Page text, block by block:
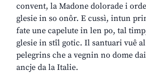
convent, la Madone dolorade i
glesie in so onôr. E cussì, intun
fate une capelute in len po, tal
glesie in stîl gotic. Il santuari vuê
pelegrins che a vegnin no dome
ancje da la Italie.